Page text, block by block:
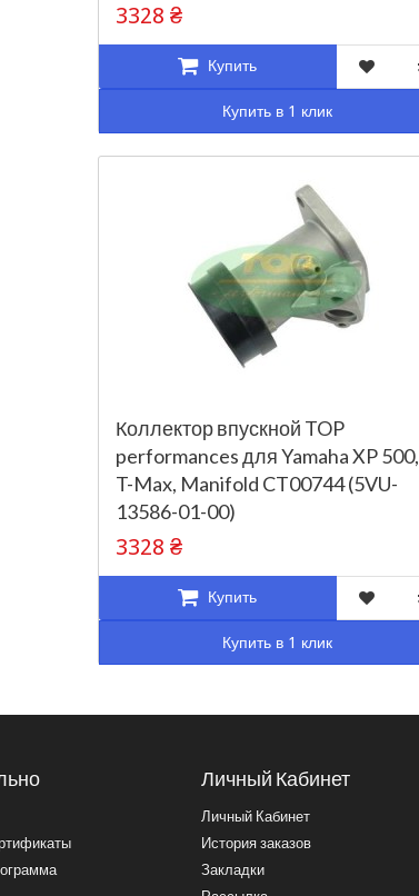
3328 ₴
Купить
Купить в 1 клик
Коллектор впускной TOP
performances для Yamaha XP 500,
T-Max, Manifold CT00744 (5VU-
13586-01-00)
3328 ₴
Купить
Купить в 1 клик
Личный Кабинет
Личный Кабинет
История заказов
Закладки